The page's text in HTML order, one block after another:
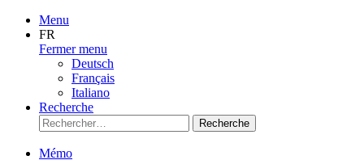
Menu
FR
Fermer menu
Deutsch
Français
Italiano
Recherche
Recherche
Mémo